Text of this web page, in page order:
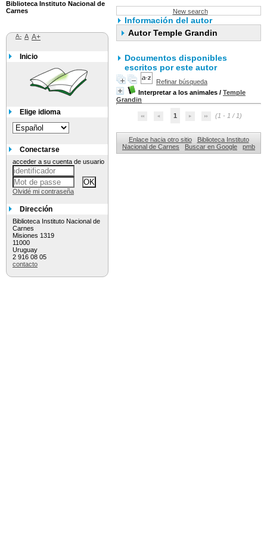
New search
Información del autor
Autor Temple Grandin
Documentos disponibles
escritos por este autor
Refinar búsqueda
Interpretar a los animales / Temple
Grandin
1 (1 - 1 / 1)
Enlace hacia otro sitio
Biblioteca Instituto
Nacional de Carnes
Buscar en Google pmb
Biblioteca Instituto Nacional de
Carnes
A- A A+
Inicio
Elige idioma
Conectarse
acceder a su cuenta de usuario
Olvidé mi contraseña
Dirección
Biblioteca Instituto Nacional de
Carnes
Misiones 1319
11000
Uruguay
2 916 08 05
contacto